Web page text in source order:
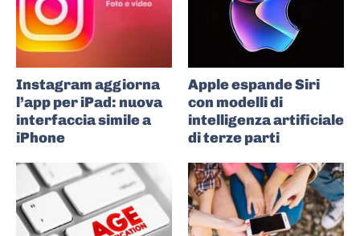
Instagram aggiorna
l’app per iPad: nuova
interfaccia simile a
iPhone
Apple espande Siri
con modelli di
intelligenza artificiale
di terze parti